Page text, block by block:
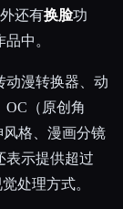
还有换脸功
中。
动漫转换器、动
OC（原创角
风格、漫画分镜
表示提供超过
处理方式。